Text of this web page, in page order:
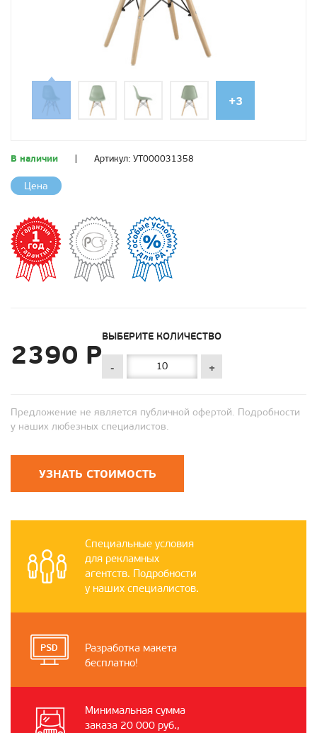
+3
В наличии Артикул: УТ000031358
Цена
2390 Р
ВЫБЕРИТЕ КОЛИЧЕСТВО
- +
Предложение не является публичной офертой. Подробности
у наших любезных специалистов.
УЗНАТЬ СТОИМОСТЬ
Специальные условия
для рекламных
агентств. Подробности
у наших специалистов.
Разработка макета
бесплатно!
Минимальная сумма
заказа 20 000 руб.,